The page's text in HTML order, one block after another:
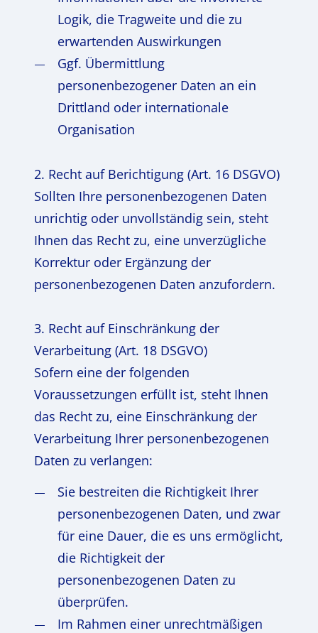
Logik, die Tragweite und die zu
erwartenden Auswirkungen
Ggf. Übermittlung
personenbezogener Daten an ein
Drittland oder internationale
Organisation
2. Recht auf Berichtigung (Art. 16 DSGVO)
Sollten Ihre personenbezogenen Daten
unrichtig oder unvollständig sein, steht
Ihnen das Recht zu, eine unverzügliche
Korrektur oder Ergänzung der
personenbezogenen Daten anzufordern.
3. Recht auf Einschränkung der
Verarbeitung (Art. 18 DSGVO)
Sofern eine der folgenden
Voraussetzungen erfüllt ist, steht Ihnen
das Recht zu, eine Einschränkung der
Verarbeitung Ihrer personenbezogenen
Daten zu verlangen:
Sie bestreiten die Richtigkeit Ihrer
personenbezogenen Daten, und zwar
für eine Dauer, die es uns ermöglicht,
die Richtigkeit der
personenbezogenen Daten zu
überprüfen.
Im Rahmen einer unrechtmäßigen